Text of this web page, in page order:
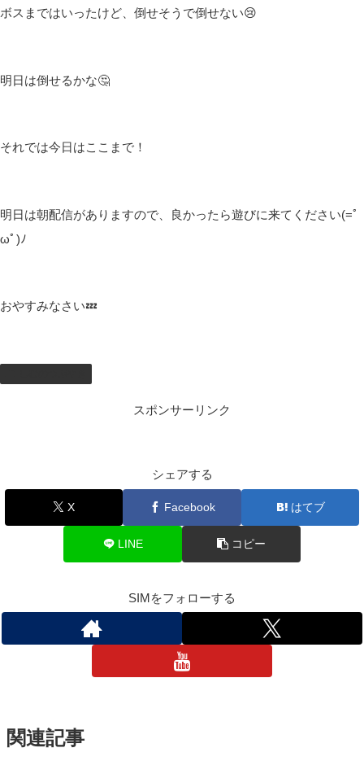
ボスまではいったけど、倒せそうで倒せない😢
明日は倒せるかな🤔
それでは今日はここまで！
明日は朝配信がありますので、良かったら遊びに来てください(=ﾟ
ωﾟ)ﾉ
おやすみなさい💤
スポンサーリンク
シェアする
X Facebook はてブ
LINE コピー
SIMをフォローする
関連記事